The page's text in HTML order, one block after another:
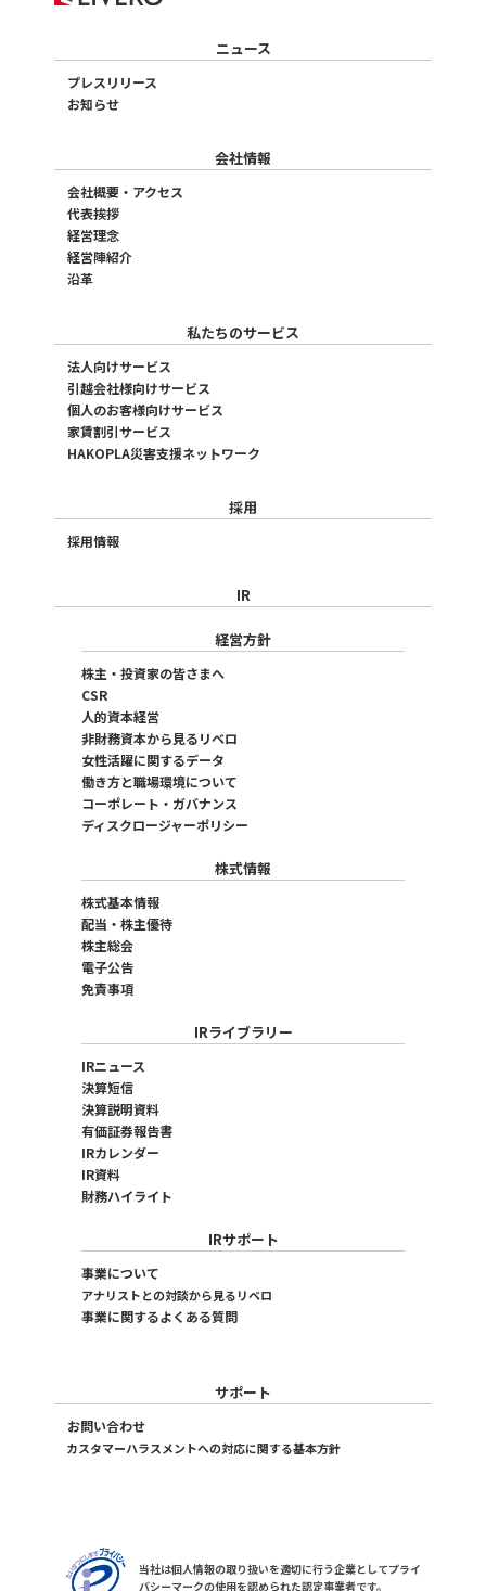
ニュース
プレスリリース
お知らせ
会社情報
会社概要・アクセス
代表挨拶
経営理念
経営陣紹介
沿革
私たちのサービス
法人向けサービス
引越会社様向けサービス
個人のお客様向けサービス
家賃割引サービス
HAKOPLA災害支援ネットワーク
採用
採用情報
IR
経営方針
株主・投資家の皆さまへ
CSR
人的資本経営
非財務資本から見るリベロ
女性活躍に関するデータ
働き方と職場環境について
コーポレート・ガバナンス
ディスクロージャーポリシー
株式情報
株式基本情報
配当・株主優待
株主総会
電子公告
免責事項
IRライブラリー
IRニュース
決算短信
決算説明資料
有価証券報告書
IRカレンダー
IR資料
財務ハイライト
IRサポート
事業について
アナリストとの対談から見るリベロ
事業に関するよくある質問
サポート
お問い合わせ
カスタマーハラスメントへの対応に関する基本方針
当社は個人情報の取り扱いを適切に行う企業としてプライ
バシーマークの使用を認められた認定事業者です。